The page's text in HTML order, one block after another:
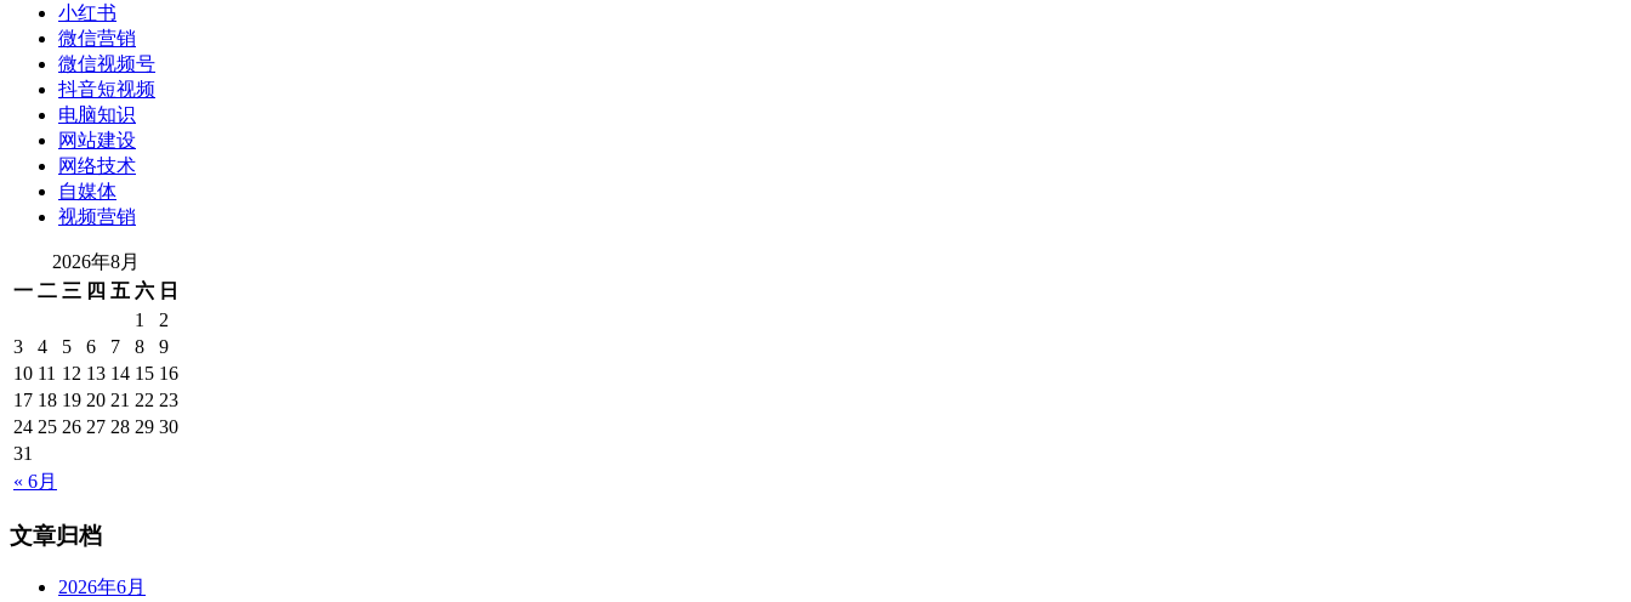
小红书
微信营销
微信视频号
抖音短视频
电脑知识
网站建设
网络技术
自媒体
视频营销
2026年8月
一 二 三 四 五 六 日
« 6月
1
2
3
4 5 6 7 8
9
10 11 12 13 14 15 16
17 18 19 20 21 22 23
24 25 26 27 28 29 30
31
文章归档
2026年6月